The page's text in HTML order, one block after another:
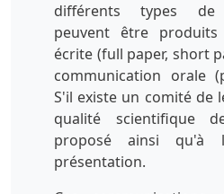
différents types de
peuvent être produits
écrite (full paper, short
communication orale
S'il existe un comité de
qualité scientifique
proposé ainsi
présentation.